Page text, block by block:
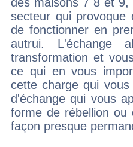
des maisons 7 8 et
secteur qui provoque
de fonctionner en
autrui. L'échange
transformation et
ce qui en vous
cette charge qui
d'échange qui vous
forme de rébellion ou
façon presque